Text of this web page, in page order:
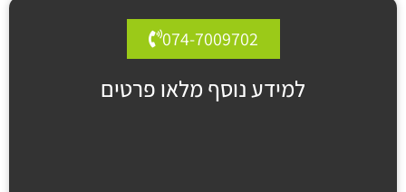
074-7009702
למידע נוסף מלאו פרטים